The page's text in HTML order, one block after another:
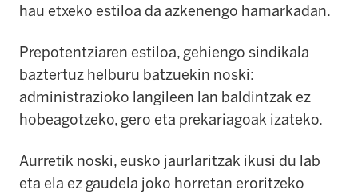
hau etxeko estiloa da azkenengo hamarkadan.
Prepotentziaren estiloa, gehiengo sindikala
baztertuz helburu batzuekin noski:
administrazioko langileen lan baldintzak ez
hobeagotzeko, gero eta prekariagoak izateko.
Aurretik noski, eusko jaurlaritzak ikusi du lab
eta ela ez gaudela joko horretan eroritzeko